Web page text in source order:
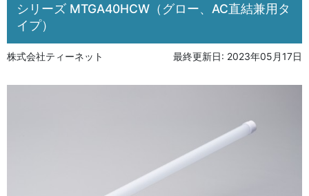
シリーズ MTGA40HCW（グロー、AC直結兼用タ
イプ）
株式会社ティーネット 最終更新日: 2023年05月17日